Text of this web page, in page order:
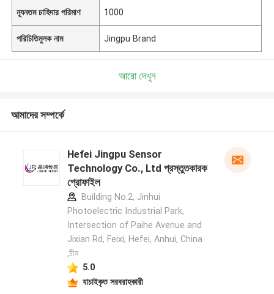
ন্যূনতম চাহিদার পরিমাণ 1000
পরিচিতিমুলক নাম Jingpu Brand
আরো দেখুন
আমাদের সম্পর্কে
Hefei Jingpu Sensor
Technology Co., Ltd প্রস্তুতকারক
প্রোফাইল
Building No.2, Jinhui
Photoelectric Industrial Park,
Intersection of Paihe Avenue and
Jixian Rd, Feixi, Hefei, Anhui, China
,চীন
5.0
যাচাইকৃত সরবরাহকারী